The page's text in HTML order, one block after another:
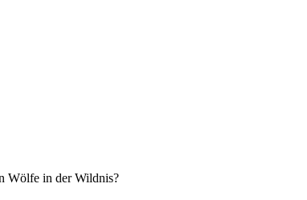
Wölfe in der Wildnis?